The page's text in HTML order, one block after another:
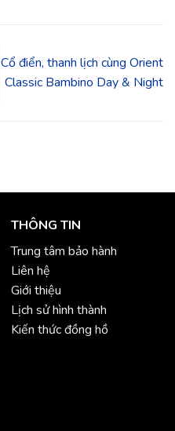
Cổ điển, thanh lịch cùng Orient
Classic Bambino Day & Night
THÔNG TIN
Trung tâm bảo hành
Liên hệ
Giới thiệu
Lịch sử hình thành
Kiến thức đồng hồ